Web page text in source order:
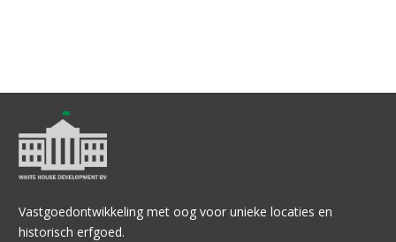
Vastgoedontwikkeling met oog voor unieke locaties en
historisch erfgoed.